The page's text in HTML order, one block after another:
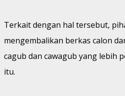
Terkait dengan hal tersebut,
mengembalikan berkas calon
cagub dan cawagub yang lebih
itu.